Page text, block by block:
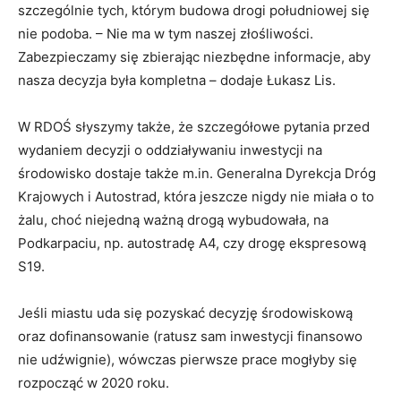
szczególnie tych, którym budowa drogi południowej się
nie podoba. – Nie ma w tym naszej złośliwości.
Zabezpieczamy się zbierając niezbędne informacje, aby
nasza decyzja była kompletna – dodaje Łukasz Lis.
W RDOŚ słyszymy także, że szczegółowe pytania przed
wydaniem decyzji o oddziaływaniu inwestycji na
środowisko dostaje także m.in. Generalna Dyrekcja Dróg
Krajowych i Autostrad, która jeszcze nigdy nie miała o to
żalu, choć niejedną ważną drogą wybudowała, na
Podkarpaciu, np. autostradę A4, czy drogę ekspresową
S19.
Jeśli miastu uda się pozyskać decyzję środowiskową
oraz dofinansowanie (ratusz sam inwestycji finansowo
nie udźwignie), wówczas pierwsze prace mogłyby się
rozpocząć w 2020 roku.